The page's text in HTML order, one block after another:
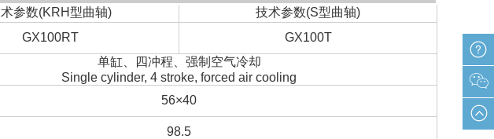
参数(KRH型曲轴)
技术参数(S型曲轴)
GX100RT
GX100T
单缸、四冲程、强制空气冷却
Single cylinder, 4 stroke, forced air cooling
56×40
98.5
在线
帮助